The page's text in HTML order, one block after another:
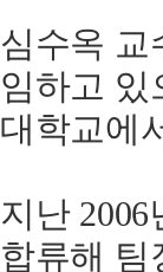
심수옥 교
임하고 있
대학교에
지난
합류해 팀